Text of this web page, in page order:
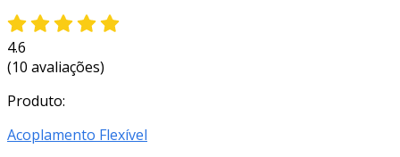
4.6
(10 avaliações)
Produto:
Acoplamento Flexível